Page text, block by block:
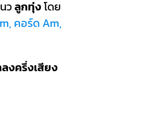
วลูกทุ่งโดย
คอร์ด Am,
งครึ่งเสียง